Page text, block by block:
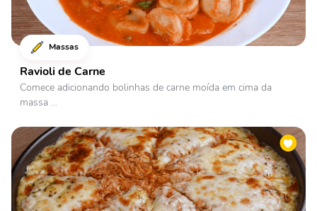
Massas
Ravioli de Carne
Comece adicionando bolinhas de carne moída em cima da
massa ...